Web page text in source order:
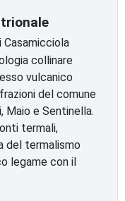
Casamicciola
collinare
vulcanico
del comune
Maio e Sentinella.
termali,
del termalismo
legame con il